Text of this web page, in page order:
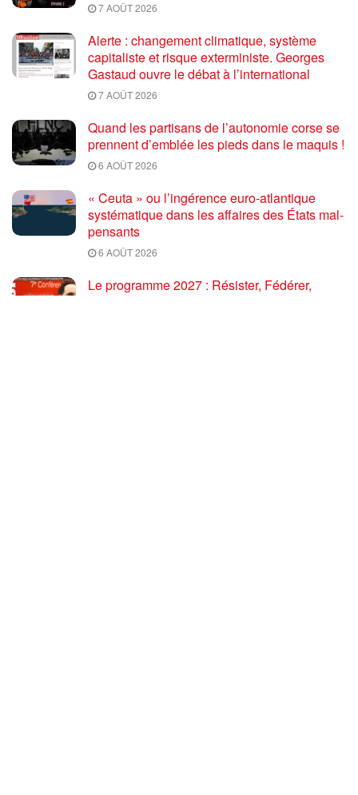
7 AOÛT 2026
Alerte : changement climatique, système
capitaliste et risque exterministe. Georges
Gastaud ouvre le débat à l’international
7 AOÛT 2026
Quand les partisans de l’autonomie corse se
prennent d’emblée les pieds dans le maquis !
6 AOÛT 2026
« Ceuta » ou l’ingérence euro-atlantique
systématique dans les affaires des États mal-
pensants
6 AOÛT 2026
Le programme 2027 : Résister, Fédérer,